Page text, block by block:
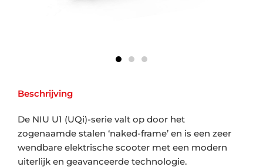
Beschrijving
De NIU U1 (UQi)-serie valt op door het
zogenaamde stalen ‘naked-frame’ en is een zeer
wendbare elektrische scooter met een modern
uiterlijk en geavanceerde technologie.